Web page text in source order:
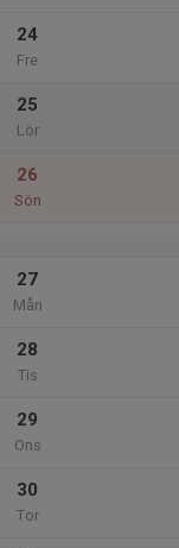
24
Fre
25
Lör
26
Sön
27
Mån
28
Tis
29
Ons
30
Tor